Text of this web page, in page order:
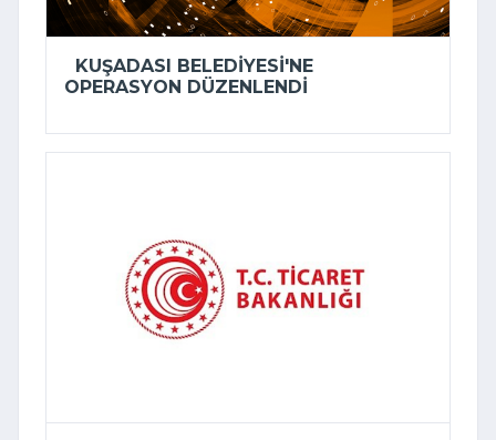
KUŞADASI BELEDIYESI'NE
OPERASYON DÜZENLENDI